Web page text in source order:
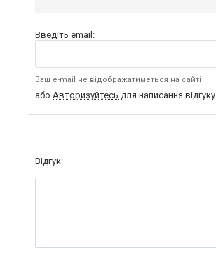
Введіть email:
Ваш e-mail не відображатиметься на сайті
або Авторизуйтесь для написання відгуку
Відгук: